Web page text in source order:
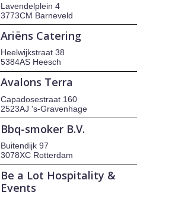
Lavendelplein 4
3773CM Barneveld
Ariëns Catering
Heelwijkstraat 38
5384AS Heesch
Avalons Terra
Capadosestraat 160
2523AJ 's-Gravenhage
Bbq-smoker B.V.
Buitendijk 97
3078XC Rotterdam
Be a Lot Hospitality &
Events